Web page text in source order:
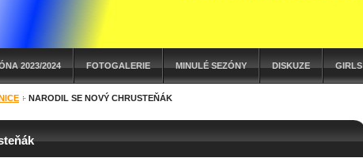
2023/2024 FOTOGALERIE MINULÉ SEZÓNY DISKUZE GIRLS
NARODIL SE NOVÝ CHRUSTEŇÁK